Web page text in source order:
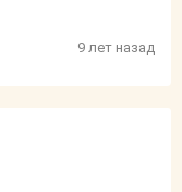
9 лет назад